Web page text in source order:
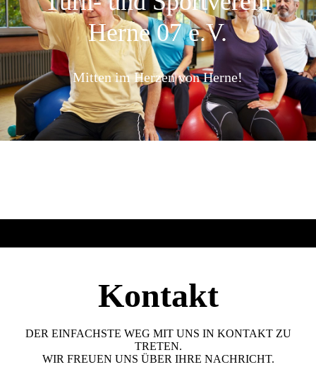
Herne 07 e.V.
Mitten im Herzen von Herne!
Kontakt
DER EINFACHSTE WEG MIT UNS IN KONTAKT ZU
TRETEN.
WIR FREUEN UNS ÜBER IHRE NACHRICHT.